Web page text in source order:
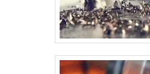
que visar apenas
produtos e serviços que
excelente custo-benefício,
despercebidos e podem
clientes.Tudo isso e muito